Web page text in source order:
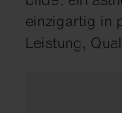
einzigartig in
Leistung,